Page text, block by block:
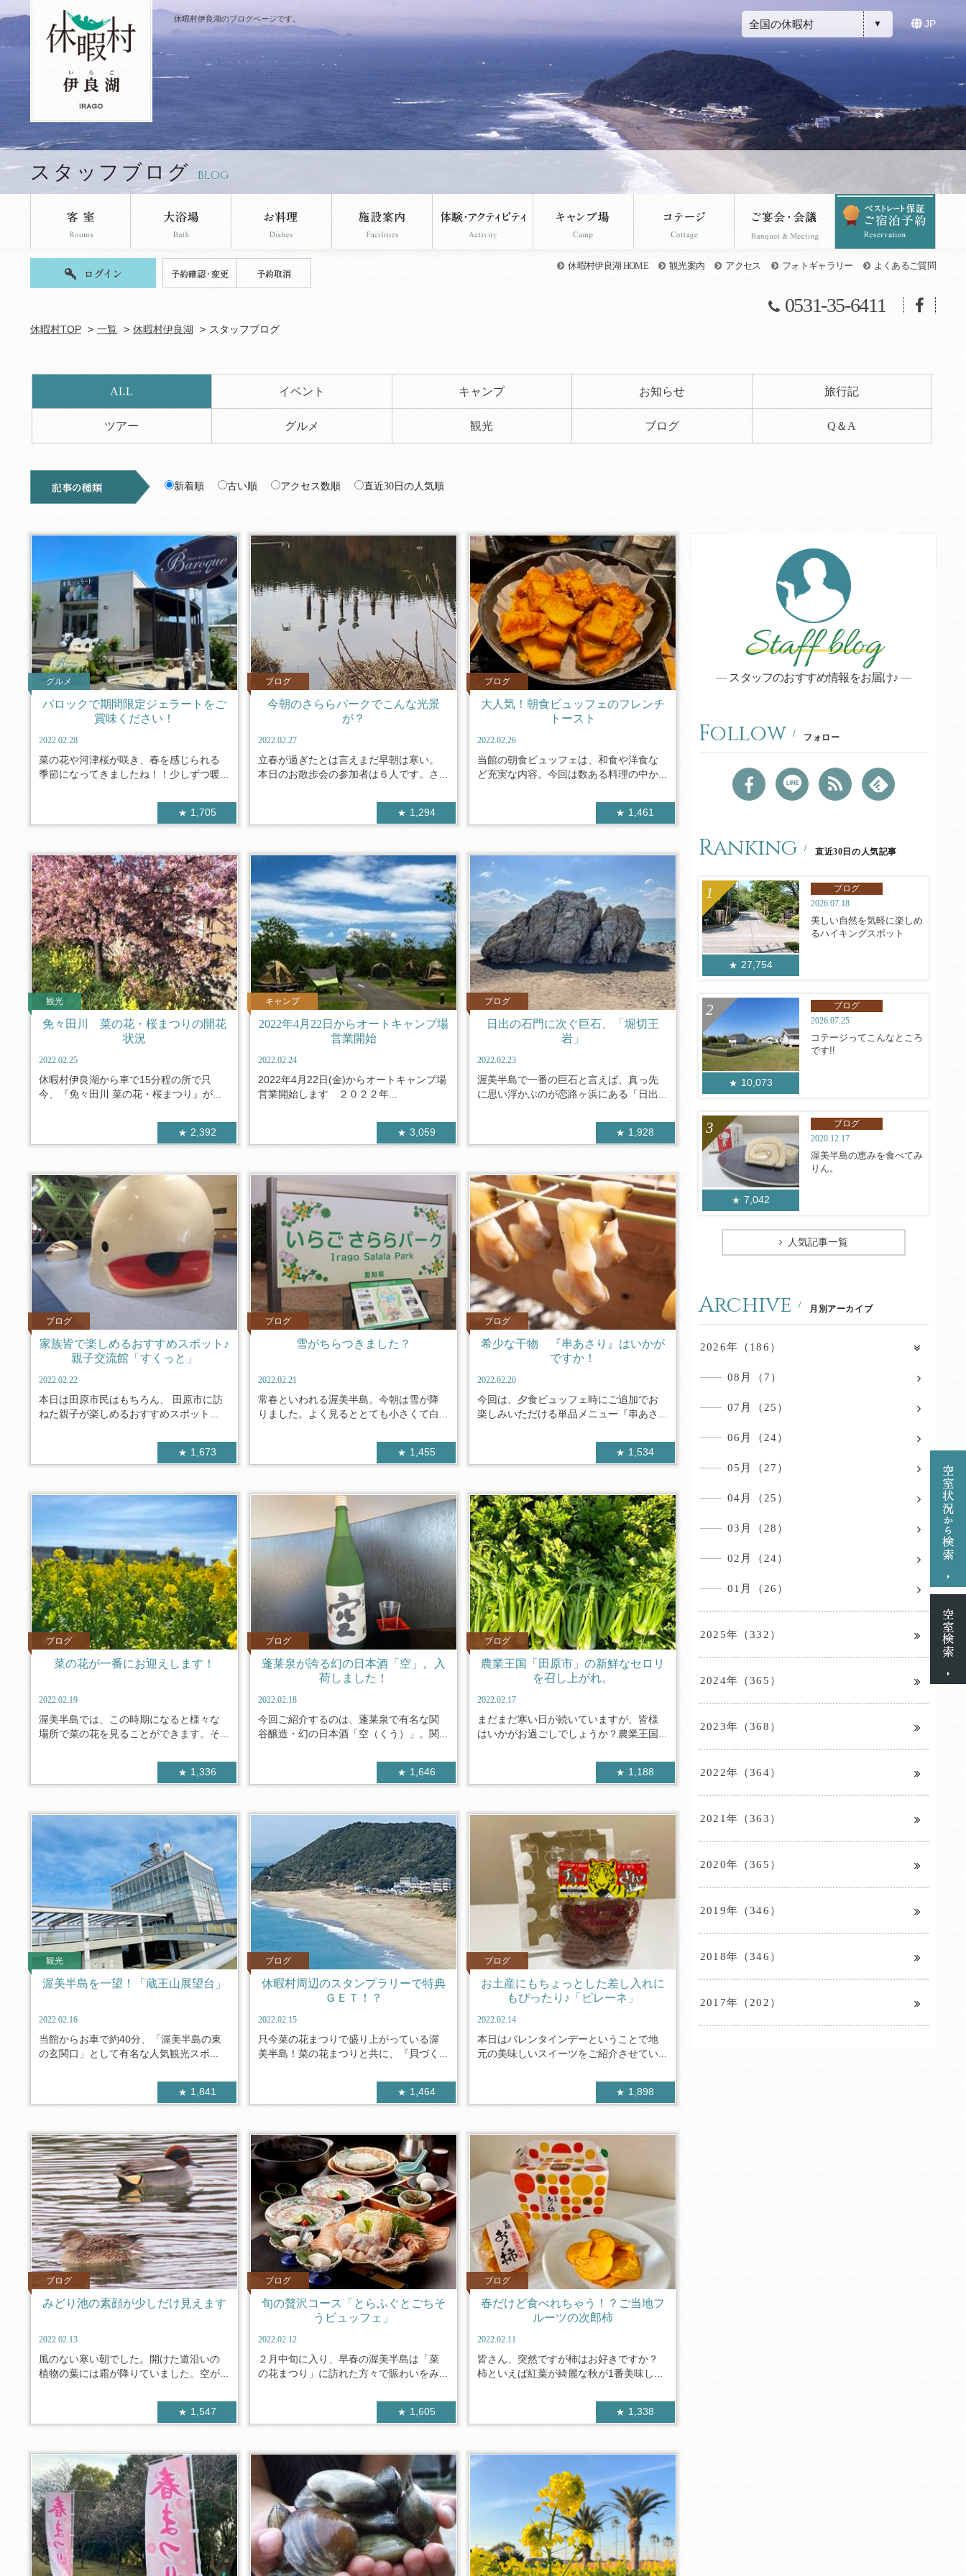
休暇村伊良湖のブログページです。 全国の休暇村 JP
スタッフブログ BLOG
休暇村伊良湖 HOME 観光案内 アクセス フォトギャラリー よくあるご質問
0531-35-6411
休暇村TOP 一覧 休暇村伊良湖 スタッフブログ
ALL イベント キャンプ お知らせ 旅行記
ツアー グルメ 観光 ブログ Q＆A
新着順 古い順 アクセス数順 直近30日の人気順
グルメ
バロックで期間限定ジェラートをご
賞味ください！
2022.02.28
菜の花や河津桜が咲き、春を感じられる
季節になってきましたね！！少しずつ暖...
1,705
ブログ
今朝のさららパークでこんな光景
が？
2022.02.27
立春が過ぎたとは言えまだ早朝は寒い。
本日のお散歩会の参加者は６人です。さ...
1,294
ブログ
大人気！朝食ビュッフェのフレンチ
トースト
2022.02.26
当館の朝食ビュッフェは、和食や洋食な
ど充実な内容。今回は数ある料理の中か...
1,461
観光
免々田川 菜の花・桜まつりの開花
状況
2022.02.25
休暇村伊良湖から車で15分程の所で只
今、『免々田川 菜の花・桜まつり』が...
2,392
キャンプ
2022年4月22日からオートキャンプ場
営業開始
2022.02.24
2022年4月22日(金)からオートキャンプ場
営業開始します ２０２２年...
3,059
ブログ
日出の石門に次ぐ巨石、「堀切王
岩」
2022.02.23
渥美半島で一番の巨石と言えば、真っ先
に思い浮かぶのが恋路ヶ浜にある「日出...
1,928
ブログ
家族皆で楽しめるおすすめスポット♪
親子交流館「すくっと」
2022.02.22
本日は田原市民はもちろん、 田原市に訪
ねた親子が楽しめるおすすめスポット...
1,673
ブログ
雪がちらつきました？
2022.02.21
常春といわれる渥美半島。今朝は雪が降
りました。よく見るととても小さくて白...
1,455
ブログ
希少な干物 『串あさり』はいかが
ですか！
2022.02.20
今回は、夕食ビュッフェ時にご追加でお
楽しみいただける単品メニュー『串あさ...
1,534
ブログ
菜の花が一番にお迎えします！
2022.02.19
渥美半島では、この時期になると様々な
場所で菜の花を見ることができます。そ...
1,336
ブログ
蓬莱泉が誇る幻の日本酒「空」。入
荷しました！
2022.02.18
今回ご紹介するのは、蓬莱泉で有名な関
谷醸造・幻の日本酒「空（くう）」。関...
1,646
ブログ
農業王国「田原市」の新鮮なセロリ
を召し上がれ。
2022.02.17
まだまだ寒い日が続いていますが、皆様
はいかがお過ごしでしょうか？農業王国...
1,188
観光
渥美半島を一望！「蔵王山展望台」
2022.02.16
当館からお車で約40分、「渥美半島の東
の玄関口」として有名な人気観光スポ...
1,841
ブログ
休暇村周辺のスタンプラリーで特典
ＧＥＴ！？
2022.02.15
只今菜の花まつりで盛り上がっている渥
美半島！菜の花まつりと共に、『貝づく...
1,464
ブログ
お土産にもちょっとした差し入れに
もぴったり♪「ピレーネ」
2022.02.14
本日はバレンタインデーということで地
元の美味しいスイーツをご紹介させてい...
1,898
ブログ
みどり池の素顔が少しだけ見えます
2022.02.13
風のない寒い朝でした。開けた道沿いの
植物の葉には霜が降りていました。空が...
1,547
ブログ
旬の贅沢コース「とらふぐとごちそ
うビュッフェ」
2022.02.12
２月中旬に入り、早春の渥美半島は「菜
の花まつり」に訪れた方々で賑わいをみ...
1,605
ブログ
春だけど食べれちゃう！？ご当地フ
ルーツの次郎柿
2022.02.11
皆さん、突然ですが柿はお好きですか？
柿といえば紅葉が綺麗な秋が1番美味し...
1,338
Staff blog
スタッフのおすすめ情報をお届け♪
Follow フォロー
Ranking 直近30日の人気記事
27,754
ブログ
2026.07.18
美しい自然を気軽に楽しめ
るハイキングスポット
10,073
ブログ
2026.07.25
コテージってこんなところ
です!!
7,042
ブログ
2020.12.17
渥美半島の恵みを食べてみ
りん。
人気記事一覧
Archive 月別アーカイブ
2026年（186）
08月（7）
07月（25）
06月（24）
05月（27）
04月（25）
03月（28）
02月（24）
01月（26）
2025年（332）
2024年（365）
2023年（368）
2022年（364）
2021年（363）
2020年（365）
2019年（346）
2018年（346）
2017年（202）